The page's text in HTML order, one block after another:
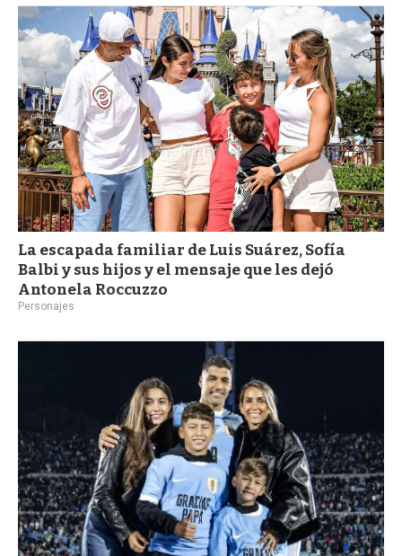
La escapada familiar de Luis Suárez, Sofía
Balbi y sus hijos y el mensaje que les dejó
Antonela Roccuzzo
Personajes